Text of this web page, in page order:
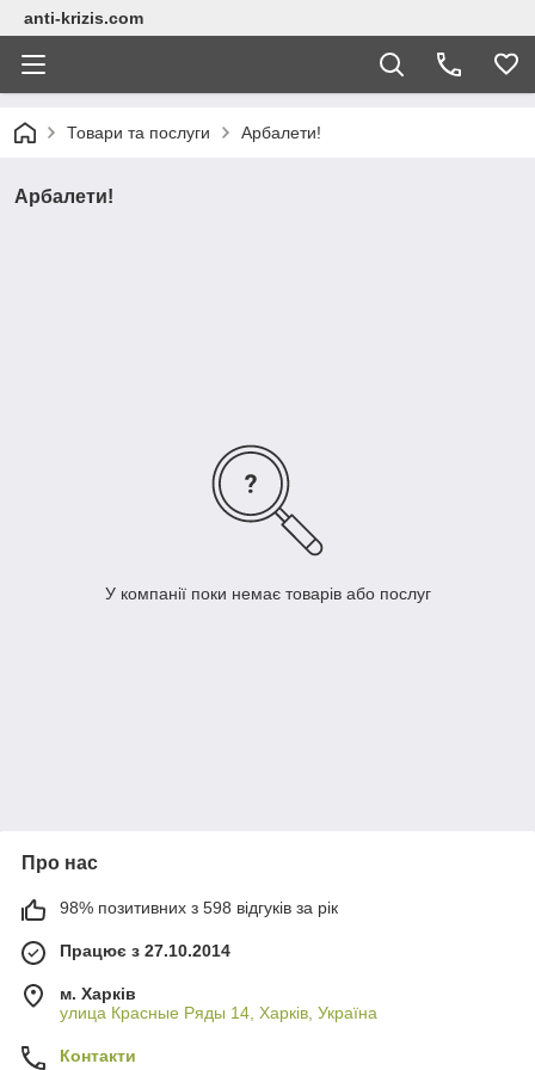
anti-krizis.com
Товари та послуги Арбалети!
Арбалети!
У компанії поки немає товарів або послуг
Про нас
98% позитивних з 598 відгуків за рік
Працює з 27.10.2014
м. Харків
улица Красные Ряды 14, Харків, Україна
Контакти